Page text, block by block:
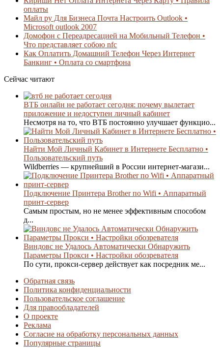
оплаты
Майл ру Для Бизнеса Почта Настроить Outlook •
Microsoft outlook 2007
Домофон с Переадресацией на Мобильный Телефон •
Что представляет собою nfc
Как Оплатить Домашний Телефон Через Интернет
Банкинг • Оплата со смартфона
Сейчас читают
ВТБ онлайн не работает сегодня: почему вылетает
приложение и недоступен личный кабинет
Несмотря на то, что ВТБ постоянно улучшает функцио...
Найти Мой Личный Кабинет в Интернете Бесплатно •
Пользовательский путь
Wildberries — крупнейший в России интернет-магази...
Подключение Принтера Brother по Wifi • Аппаратный
принт-сервер
Самым простым, но не менее эффективным способом
д...
Виндовс не Удалось Автоматически Обнаружить
Параметры Прокси • Настройки обозревателя
По сути, прокси-сервер действует как посредник ме...
Обратная связь
Политика конфиденциальности
Пользовательское соглашение
Для правообладателей
О проекте
Реклама
Согласие на обработку персональных данных
Популярные страницы